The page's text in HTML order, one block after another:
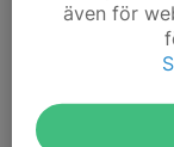
Info från
även för